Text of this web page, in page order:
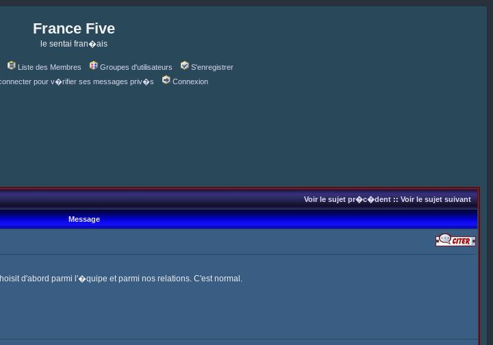
France Five
le sentai fran�ais
Liste des Membres Groupes d'utilisateurs
S'enregistrer
pour v�rifier ses messages priv�s Connexion
Voir le sujet pr�c�dent::Voir le sujet suivant
Message
d'abord parmi l'�quipe et parmi nos relations. C'est normal.